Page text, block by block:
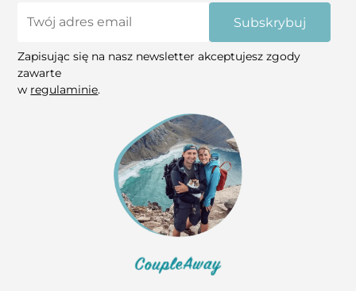
Subskrybuj
Zapisując się na nasz newsletter akceptujesz zgody
zawarte
w regulaminie.